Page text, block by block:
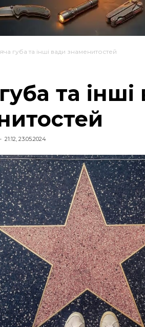
губа та інші вади знаменитостей
та інші
- 21:12, 23.05.2024